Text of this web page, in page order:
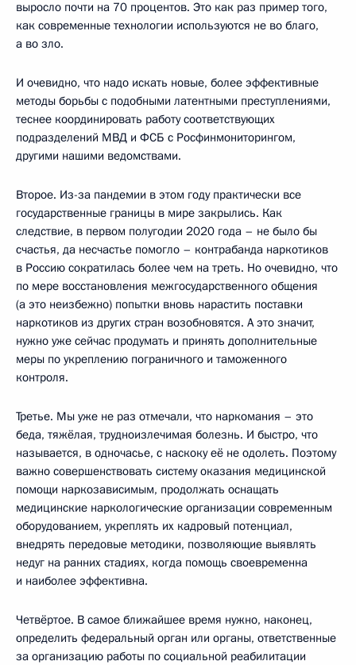
выросло почти на 70 процентов. Это как раз пример того,
как современные технологии используются не во благо,
а во зло.
И очевидно, что надо искать новые, более эффективные
методы борьбы с подобными латентными преступлениями,
теснее координировать работу соответствующих
подразделений МВД и ФСБ с Росфинмониторингом,
другими нашими ведомствами.
Второе. Из-за пандемии в этом году практически все
государственные границы в мире закрылись. Как
следствие, в первом полугодии 2020 года – не было бы
счастья, да несчастье помогло – контрабанда наркотиков
в Россию сократилась более чем на треть. Но очевидно, что
по мере восстановления межгосударственного общения
(а это неизбежно) попытки вновь нарастить поставки
наркотиков из других стран возобновятся. А это значит,
нужно уже сейчас продумать и принять дополнительные
меры по укреплению пограничного и таможенного
контроля.
Третье. Мы уже не раз отмечали, что наркомания – это
беда, тяжёлая, трудноизлечимая болезнь. И быстро, что
называется, в одночасье, с наскоку её не одолеть. Поэтому
важно совершенствовать систему оказания медицинской
помощи наркозависимым, продолжать оснащать
медицинские наркологические организации современным
оборудованием, укреплять их кадровый потенциал,
внедрять передовые методики, позволяющие выявлять
недуг на ранних стадиях, когда помощь своевременна
и наиболее эффективна.
Четвёртое. В самое ближайшее время нужно, наконец,
определить федеральный орган или органы, ответственные
за организацию работы по социальной реабилитации